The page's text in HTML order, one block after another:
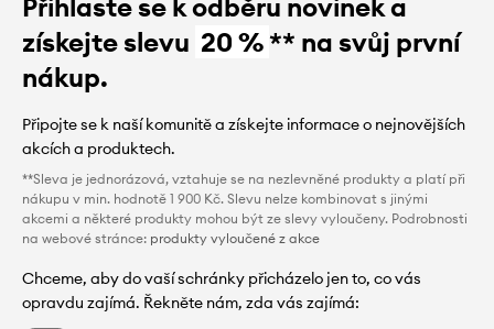
Přihlaste se k odběru novinek a
získejte slevu 20 %** na svůj první
nákup.
Připojte se k naší komunitě a získejte informace o nejnovějších
akcích a produktech.
**Sleva je jednorázová, vztahuje se na nezlevněné produkty a platí při
nákupu v min. hodnotě 1 900 Kč. Slevu nelze kombinovat s jinými
akcemi a některé produkty mohou být ze slevy vyloučeny. Podrobnosti
na webové stránce: produkty vyloučené z akce
Chceme, aby do vaší schránky přicházelo jen to, co vás
opravdu zajímá. Řekněte nám, zda vás zajímá: